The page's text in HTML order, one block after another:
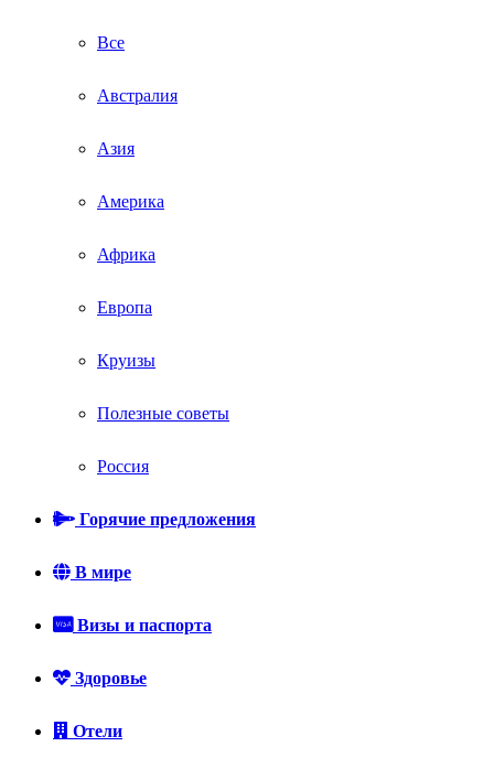
Все
Австралия
Азия
Америка
Африка
Европа
Круизы
Полезные советы
Россия
Горячие предложения
В мире
Визы и паспорта
Здоровье
Отели